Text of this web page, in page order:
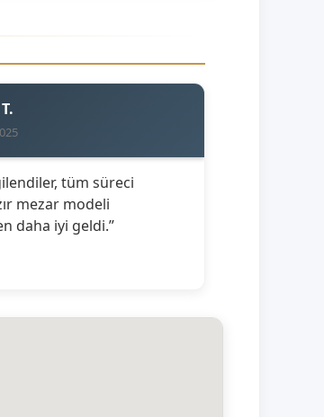
tüm süreci
mezar modeli
daha iyi geldi.”